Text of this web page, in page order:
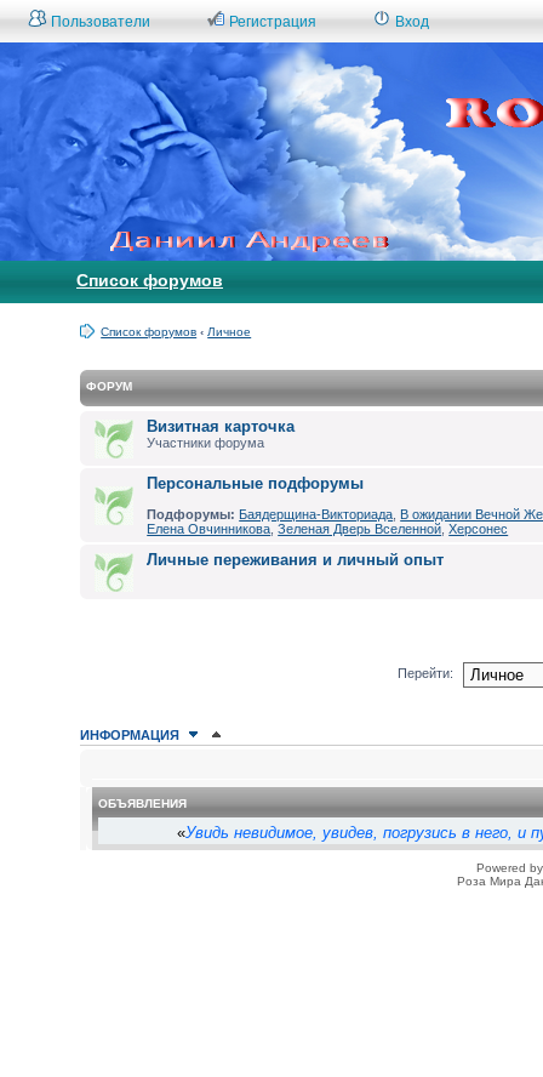
Пользователи Регистрация Вход
Список форумов
Список форумов ‹ Личное
ФОРУМ
Визитная карточка
Участники форума
Персональные подфорумы
Подфорумы: Баядерщина-Викториада В ожидании Вечной
Елена Овчинникова ,Зеленая Дверь Вселенной ,Херсонес
Личные переживания и личный опыт
Перейти:
ИНФОРМАЦИЯ
Сейчас этот форум просматривают: нет зарегистрированных
ОБЪЯВЛЕНИЯ
«Увидь невидимое, увидев, погрузись в него,
Powered
Роза Мира